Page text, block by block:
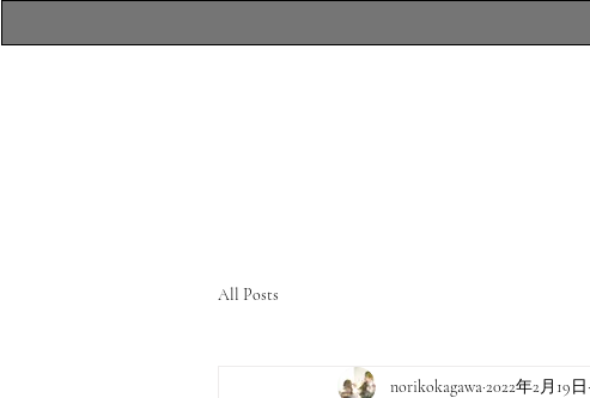
All Posts
norikokagawa2022年2月19日